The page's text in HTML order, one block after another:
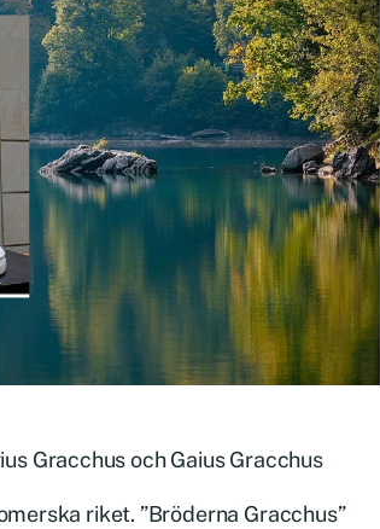
Gracchus och Gaius Gracchus
riket. ”Bröderna Gracchus”